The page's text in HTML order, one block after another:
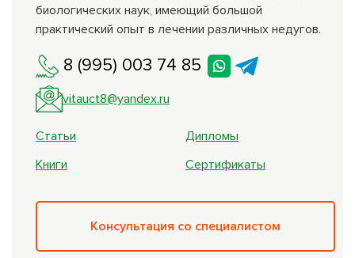
биологических наук, имеющий большой
практический опыт в лечении различных недугов.
8 (995) 003 74 85
vitauct8@yandex.ru
Статьи
Дипломы
Книги
Сертификаты
Консультация со специалистом